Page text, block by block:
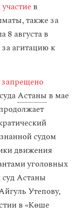
участиев
также за
8 августа в
агитацию к
запрещено
Астаны в мае
судом
движения
уголовных
Астаны
Утепову,
в «Көше